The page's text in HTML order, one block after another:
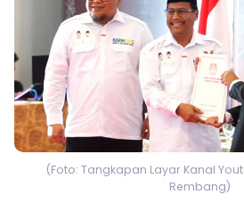
(Foto: Tangkapan Layar Kanal
Rembang)